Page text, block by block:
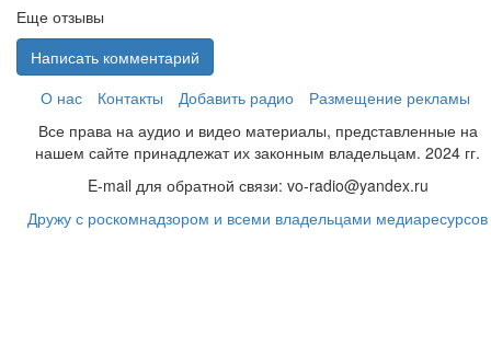
Еще отзывы
Написать комментарий
О нас
Контакты Добавить радио
Размещение рекламы
Все права на аудио и видео материалы, представленные на
нашем сайте принадлежат их законным владельцам. 2024 гг.
E-mail для обратной связи: vo-radio@yandex.ru
Дружу с роскомнадзором и всеми владельцами медиаресурсов